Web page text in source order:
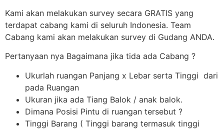
Kami akan melakukan survey secara GRATIS yang
terdapat cabang kami di seluruh Indonesia. Team
Cabang kami akan melakukan survey di Gudang ANDA.
Pertanyaan nya Bagaimana jika tida ada Cabang ?
Ukurlah ruangan Panjang x Lebar serta Tinggi dari
pada Ruangan
Ukuran jika ada Tiang Balok / anak balok.
Dimana Posisi Pintu di ruangan tersebut ?
Tinggi Barang ( Tinggi barang termasuk tinggi